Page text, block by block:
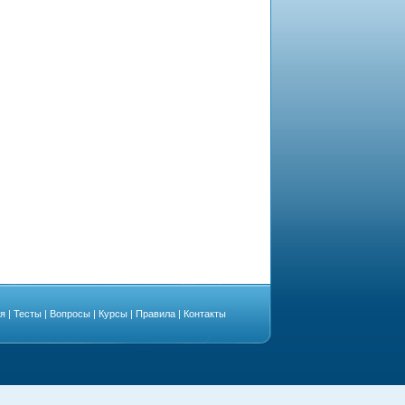
| Тесты | Вопросы | Курсы | Правила | Контакты